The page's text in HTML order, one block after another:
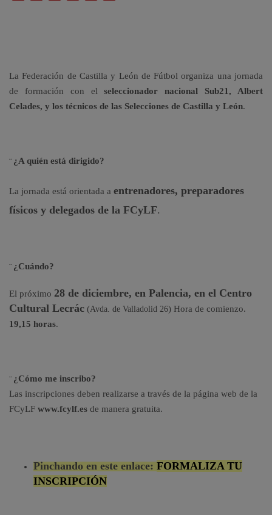
La Federación de Castilla y León de Fútbol organiza una jornada
de formación con elseleccionador nacional Sub21, Albert
Celades, y los técnicos de las Selecciones de Castilla y León.
¨ ¿A quién está dirigido?
La jornada está orientada a entrenadores, preparadores
físicos y delegados de la FCyLF.
¨ ¿Cuándo?
El próximo 28 de diciembre, en Palencia, en el Centro
Cultural Lecrác (Avda. de Valladolid 26) Hora de comienzo.
19,15 horas.
¨ ¿Cómo me inscribo?
Las inscripciones deben realizarse a través de la página web de la
FCyLF www.fcylf.es de manera gratuita.
Pinchando en este enlace: FORMALIZA TU
INSCRIPCIÓN